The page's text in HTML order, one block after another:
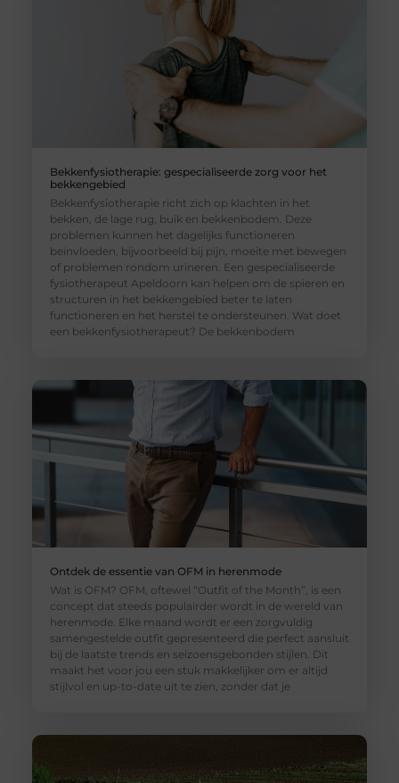
Bekkenfysiotherapie: gespecialiseerde zorg voor het
bekkengebied
Bekkenfysiotherapie richt zich op klachten in het
bekken, de lage rug, buik en bekkenbodem. Deze
problemen kunnen het dagelijks functioneren
beïnvloeden, bijvoorbeeld bij pijn, moeite met bewegen
of problemen rondom urineren. Een gespecialiseerde
fysiotherapeut Apeldoorn kan helpen om de spieren en
structuren in het bekkengebied beter te laten
functioneren en het herstel te ondersteunen. Wat doet
een bekkenfysiotherapeut? De bekkenbodem
Ontdek de essentie van OFM in herenmode
Wat is OFM? OFM, oftewel “Outfit of the Month”, is een
concept dat steeds populairder wordt in de wereld van
herenmode. Elke maand wordt er een zorgvuldig
samengestelde outfit gepresenteerd die perfect aansluit
bij de laatste trends en seizoensgebonden stijlen. Dit
maakt het voor jou een stuk makkelijker om er altijd
stijlvol en up-to-date uit te zien, zonder dat je